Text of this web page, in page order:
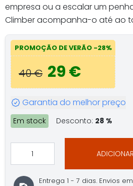
empresa ou a escalar um
Climber acompanha-o até ao
PROMOÇÃO DE VERÃO -28%
40 € 29 €
Garantia do melhor preço
Em stock Desconto: 28 %
Entrega 1 - 7 dias. Envios